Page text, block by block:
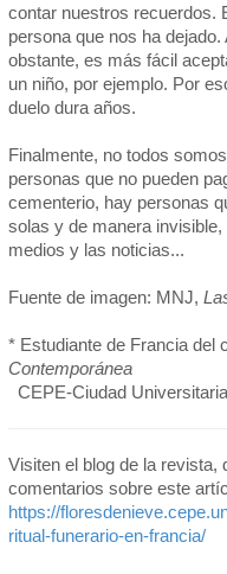
contar nuestros recuerdos.
persona que nos ha
obstante, es más fácil
un niño, por ejemplo. Por
duelo dura años.
Finalmente, no todos
personas que no pueden
cementerio, hay personas
solas y de manera
medios y las noticias...
Fuente de imagen: MNJ,
* Estudiante de Francia del
Contemporánea
CEPE-Ciudad
Visiten el blog de la revista,
comentarios sobre este
https://
ritual-funerario-en-francia/